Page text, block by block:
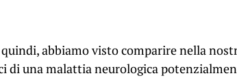
abbiamo visto comparire nella
di una malattia neurologica